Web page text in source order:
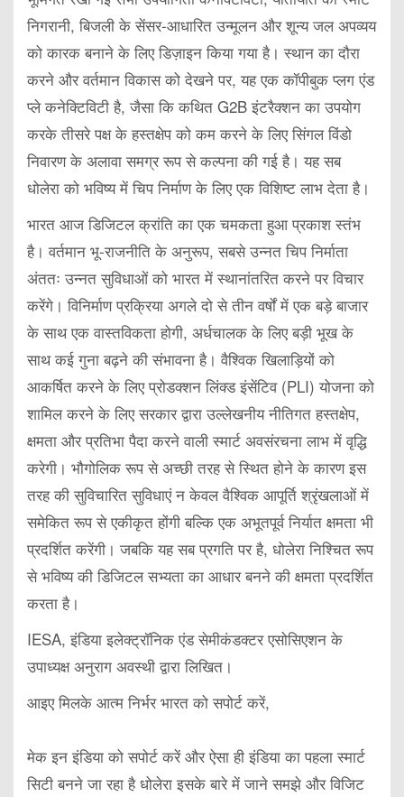
निगरानी, बिजली के सेंसर-आधारित उन्मूलन और शून्य जल अपव्यय
को कारक बनाने के लिए डिज़ाइन किया गया है। स्थान का दौरा
करने और वर्तमान विकास को देखने पर, यह एक कॉपीबुक प्लग एंड
प्ले कनेक्टिविटी है, जैसा कि कथित G2B इंटरैक्शन का उपयोग
करके तीसरे पक्ष के हस्तक्षेप को कम करने के लिए सिंगल विंडो
निवारण के अलावा समग्र रूप से कल्पना की गई है। यह सब
धोलेरा को भविष्य में चिप निर्माण के लिए एक विशिष्ट लाभ देता है।
भारत आज डिजिटल क्रांति का एक चमकता हुआ प्रकाश स्तंभ
है। वर्तमान भू-राजनीति के अनुरूप, सबसे उन्नत चिप निर्माता
अंततः उन्नत सुविधाओं को भारत में स्थानांतरित करने पर विचार
करेंगे। विनिर्माण प्रक्रिया अगले दो से तीन वर्षों में एक बड़े बाजार
के साथ एक वास्तविकता होगी, अर्धचालक के लिए बड़ी भूख के
साथ कई गुना बढ़ने की संभावना है। वैश्विक खिलाड़ियों को
आकर्षित करने के लिए प्रोडक्शन लिंक्ड इंसेंटिव (PLI) योजना को
शामिल करने के लिए सरकार द्वारा उल्लेखनीय नीतिगत हस्तक्षेप,
क्षमता और प्रतिभा पैदा करने वाली स्मार्ट अवसंरचना लाभ में वृद्धि
करेगी। भौगोलिक रूप से अच्छी तरह से स्थित होने के कारण इस
तरह की सुविचारित सुविधाएं न केवल वैश्विक आपूर्ति श्रृंखलाओं में
समेकित रूप से एकीकृत होंगी बल्कि एक अभूतपूर्व निर्यात क्षमता भी
प्रदर्शित करेंगी। जबकि यह सब प्रगति पर है, धोलेरा निश्चित रूप
से भविष्य की डिजिटल सभ्यता का आधार बनने की क्षमता प्रदर्शित
करता है।
IESA, इंडिया इलेक्ट्रॉनिक एंड सेमीकंडक्टर एसोसिएशन के
उपाध्यक्ष अनुराग अवस्थी द्वारा लिखित।
आइए मिलके आत्म निर्भर भारत को सपोर्ट करें,
मेक इन इंडिया को सपोर्ट करें और ऐसा ही इंडिया का पहला स्मार्ट
सिटी बनने जा रहा है धोलेरा इसके बारे में जाने समझे और विजिट